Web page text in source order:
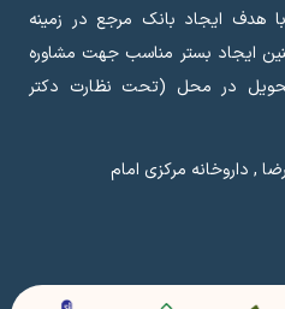
هدف ایجاد بانک مرجع در زمینه
ایجاد بستر مناسب جهت مشاوره
در محل (تحت نظارت دکتر
, داروخانه مرکزی امام